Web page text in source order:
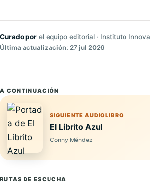
Curado por el equipo editorial · Instituto Innova
Última actualización: 27 jul 2026
A CONTINUACIÓN
SIGUIENTE AUDIOLIBRO
El Librito Azul
Conny Méndez
RUTAS DE ESCUCHA